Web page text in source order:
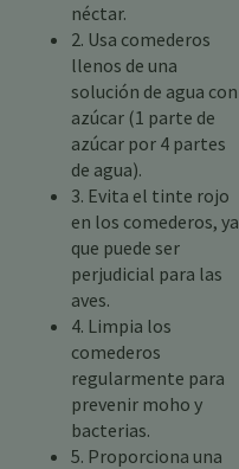
néctar.
2. Usa comederos
llenos de una
solución de agua con
azúcar (1 parte de
azúcar por 4 partes
de agua).
3. Evita el tinte rojo
en los comederos, ya
que puede ser
perjudicial para las
aves.
4. Limpia los
comederos
regularmente para
prevenir moho y
bacterias.
5. Proporciona una